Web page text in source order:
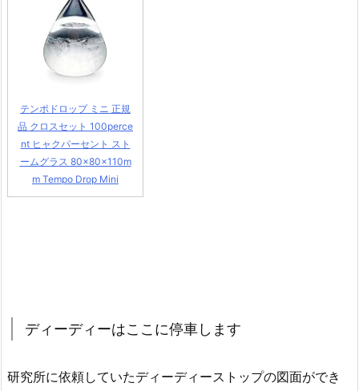
テンポドロップ ミニ 正規
品 クロスセット 100perce
nt ヒャクパーセント スト
ームグラス 80×80×110m
m Tempo Drop Mini
ディーディーはここに停車します
研究所に依頼していたディーディーストップの図面ができ